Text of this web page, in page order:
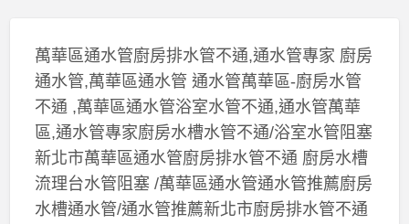
萬華區通水管廚房排水管不通,通水管專家 廚房
通水管,萬華區通水管 通水管萬華區-廚房水管
不通 ,萬華區通水管浴室水管不通,通水管萬華
區,通水管專家廚房水槽水管不通/浴室水管阻塞
新北市萬華區通水管廚房排水管不通 廚房水槽
流理台水管阻塞 /萬華區通水管通水管推薦廚房
水槽通水管/通水管推薦新北市廚房排水管不通